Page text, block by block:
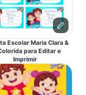
Escolar Maria Clara &
para Editar e
Imprimir